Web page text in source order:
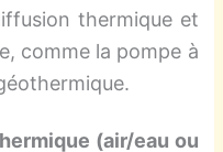
thermique et
comme la pompe à
(air/eau ou